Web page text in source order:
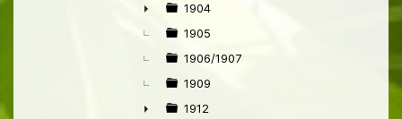
►
1904
1905
1906/1907
1909
1912